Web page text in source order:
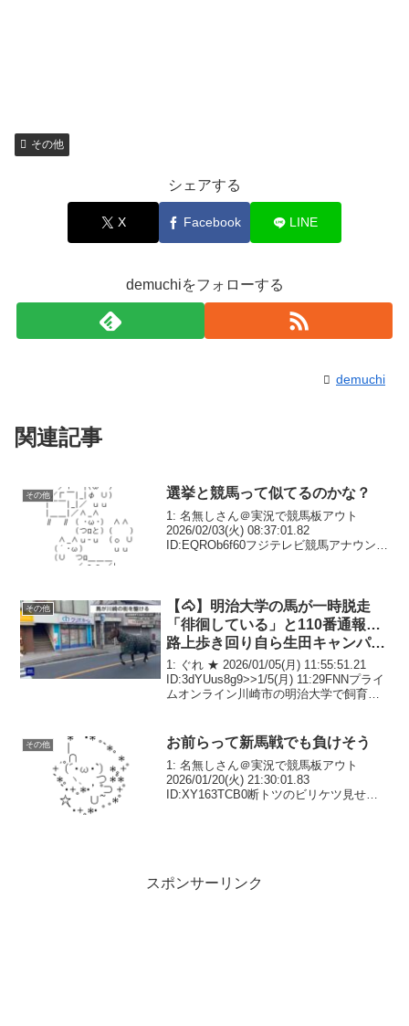
その他
シェアする
X Facebook LINE
demuchiをフォローする
demuchi
関連記事
その他 選挙と競馬って似てるのかな？
1: 名無しさん＠実況で競馬板アウト
2026/02/03(火) 08:37:01.82
ID:EQROb6f60フジテレビ競馬アナウンサ
その他
【🐴】明治大学の馬が一時脱走
「徘徊している」と110番通報…
路上歩き回り自ら生田キャンパス
に戻る 馬術部が飼育 川崎市
[ぐれ★]
1: ぐれ ★ 2026/01/05(月) 11:55:51.21
ID:3dYUus8g9>>1/5(月) 11:29FNNプライ
ムオンライン川崎市の明治大学で飼育さ
が...
その他 お前らって新馬戦でも負けそう
1: 名無しさん＠実況で競馬板アウト
2026/01/20(火) 21:30:01.83
ID:XY163TCB0断トツのビリケツ見せ場
スポンサーリンク